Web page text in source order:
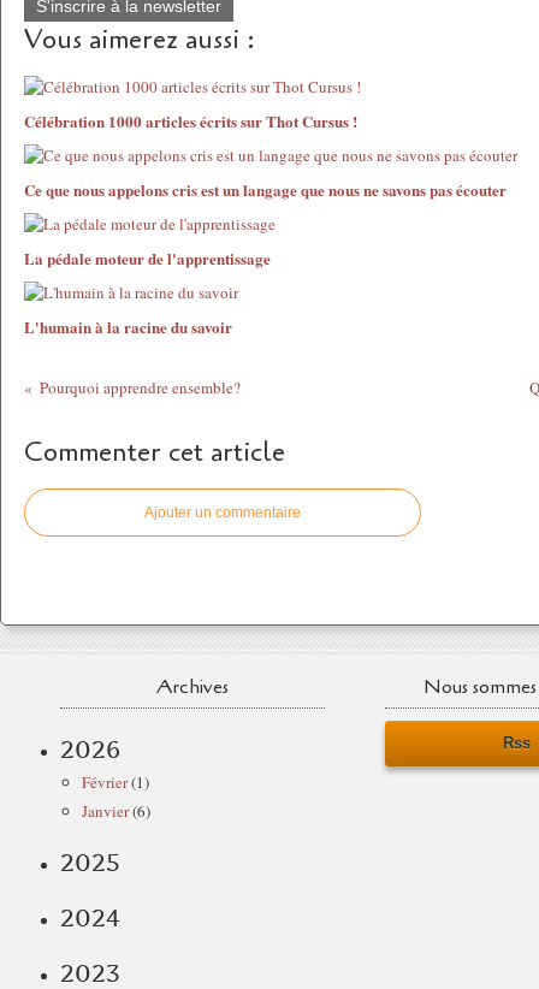
S'inscrire à la newsletter
Vous aimerez aussi :
Célébration 1000 articles écrits sur Thot Cursus !
Ce que nous appelons cris est un langage que nous ne savons pas écouter
La pédale moteur de l'apprentissage
L'humain à la racine du savoir
Pourquoi apprendre ensemble?
Commenter cet article
Ajouter un commentaire
Archives
2026
Février(1)
Janvier(6)
2025
2024
2023
Nous
Rss